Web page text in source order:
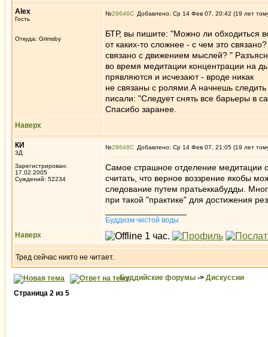
Alex
Гость
Откуда: Grimsby
№29646 Добавлено: Ср 14 Фев 07, 20:42 (19 лет
БТР, вы пишите: "Можно ли обходиться
от каких-то сложнее - с чем это
связано с движением мыслей? "
во время медитации концентрации на
прявляются и исчезают - вроде никак
не связаны с ролями.А начнешь
писали: "Следует снять все барьеры в
Спасибо заранее.
Наверх
КИ
3Д
Зарегистрирован:
17.02.2005
Суждений: 52234
№29648 Добавлено: Ср 14 Фев 07, 21:05 (19 лет
Самое страшное отделение медитации
считать, что верное воззрение якобы
следование путем пратьеккабудды.
при такой "практике" для достижения
Буддизм чистой воды
Наверх
Тред сейчас никто не читает.
Буддийские форумы -> Дискуссии
Страница 2 из 5